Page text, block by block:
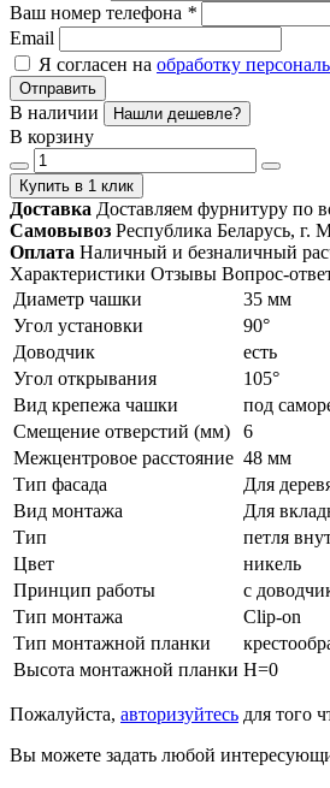
Ваш номер телефона *
Email
Я согласен на обработку
Отправить
В наличии Нашли дешевле?
В корзину
Купить в 1 клик
Доставка Доставляем фурнитуру по
Самовывоз Республика Беларусь, г.
Оплата Наличный и безналичный
Характеристики Отзывы Вопрос-
Диаметр чашки
35 мм
Угол установки
90°
Доводчик
есть
Угол открывания
105°
Вид крепежа чашки
под
Смещение отверстий (мм)
6
Межцентровое расстояние 48 мм
Тип фасада
Для
Вид монтажа
Для
Тип
петля
Цвет
никель
Принцип работы
с
Тип монтажа
Clip-on
Тип монтажной планки
Высота монтажной планки H=0
Пожалуйста, авторизуйтесь для того
Вы можете задать любой